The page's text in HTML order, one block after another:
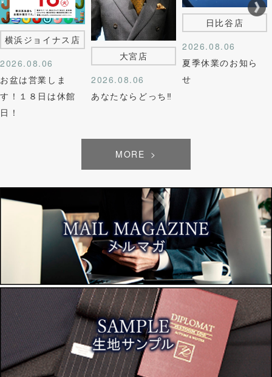
横浜ジョイナス店
2026.08.06
お盆は営業しま
す！１８日は休館
日！
大宮店
2026.08.06
あなたならどっち‼︎
日比谷店
2026.08.06
夏季休業のお知ら
せ
MORE